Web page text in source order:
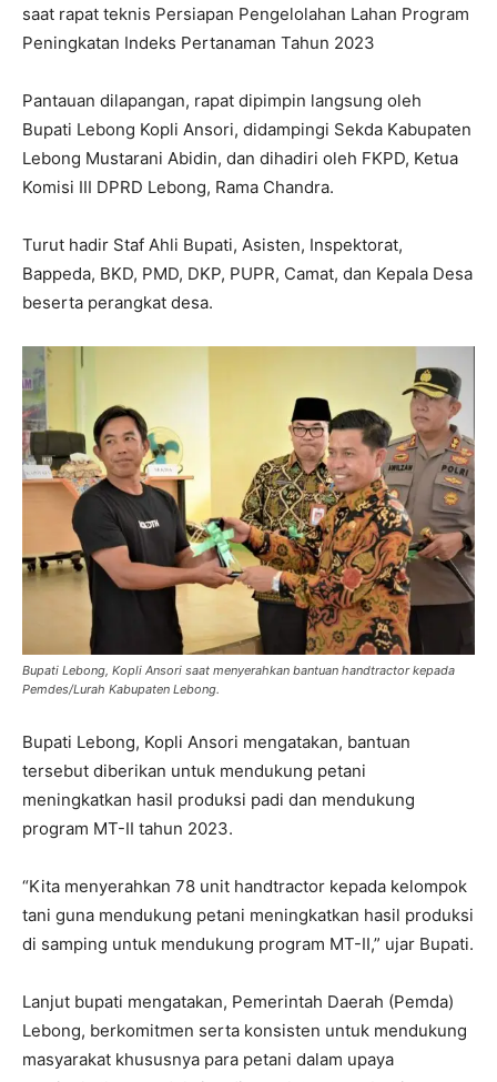
saat rapat teknis Persiapan Pengelolahan Lahan Program
Peningkatan Indeks Pertanaman Tahun 2023
Pantauan dilapangan, rapat dipimpin langsung oleh
Bupati Lebong Kopli Ansori, didampingi Sekda Kabupaten
Lebong Mustarani Abidin, dan dihadiri oleh FKPD, Ketua
Komisi III DPRD Lebong, Rama Chandra.
Turut hadir Staf Ahli Bupati, Asisten, Inspektorat,
Bappeda, BKD, PMD, DKP, PUPR, Camat, dan Kepala Desa
beserta perangkat desa.
Bupati Lebong, Kopli Ansori saat menyerahkan bantuan handtractor kepada
Pemdes/Lurah Kabupaten Lebong.
Bupati Lebong, Kopli Ansori mengatakan, bantuan
tersebut diberikan untuk mendukung petani
meningkatkan hasil produksi padi dan mendukung
program MT-II tahun 2023.
“Kita menyerahkan 78 unit handtractor kepada kelompok
tani guna mendukung petani meningkatkan hasil produksi
di samping untuk mendukung program MT-II,” ujar Bupati.
Lanjut bupati mengatakan, Pemerintah Daerah (Pemda)
Lebong, berkomitmen serta konsisten untuk mendukung
masyarakat khususnya para petani dalam upaya